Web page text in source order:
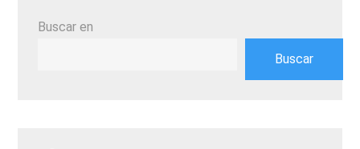
Buscar en
Buscar